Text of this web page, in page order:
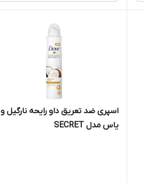
اسپری ضد تعریق داو رایحه نارگیل و
یاس مدل SECRET